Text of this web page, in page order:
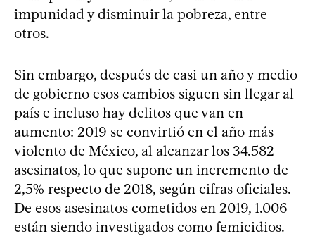
impunidad y disminuir la pobreza, entre
otros.
Sin embargo, después de casi un año y medio
de gobierno esos cambios siguen sin llegar al
país e incluso hay delitos que van en
aumento: 2019 se convirtió en el año más
violento de México, al alcanzar los 34.582
asesinatos, lo que supone un incremento de
2,5% respecto de 2018, según cifras oficiales.
De esos asesinatos cometidos en 2019, 1.006
están siendo investigados como femicidios.